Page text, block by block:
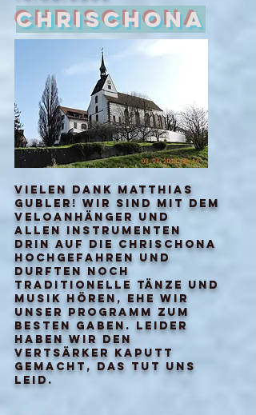
Chrischona
Vielen Dank Matthias
gubler! wir sind mit dem
veloanhänger und
allen instrumenten
drin auf die chrischona
hochgefahren und
durften noch
traditionelle tänze und
musik hören, ehe wir
unser programm zum
besten gaben. leider
haben wir den
vertsärker kaputt
gemacht, das tut uns
leid.